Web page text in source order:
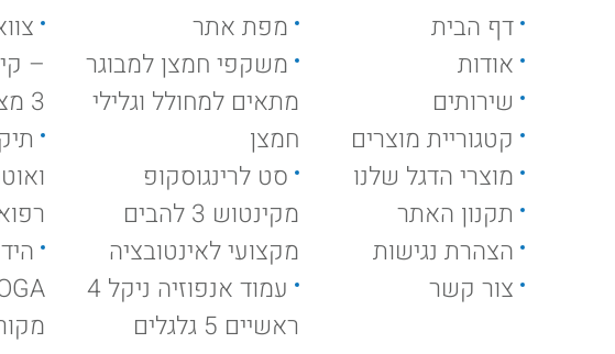
דף הבית
אודות
שירותים
קטגוריית מוצרים
מוצרי הדגל שלנו
תקנון האתר
הצהרת נגישות
צור קשר
מפת אתר
משקפי חמצן למבוגר
מתאים למחולל וגלילי
חמצן
סט לרינגוסקופ
מקינטוש 3 להבים
מקצועי לאינטובציה
עמוד אנפוזיה ניקל 4
ראשיים 5 גלגלים
–
3 מצבים